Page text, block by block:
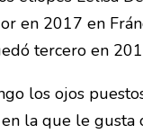
en 2017 en
tercero en
los ojos
la que le gusta